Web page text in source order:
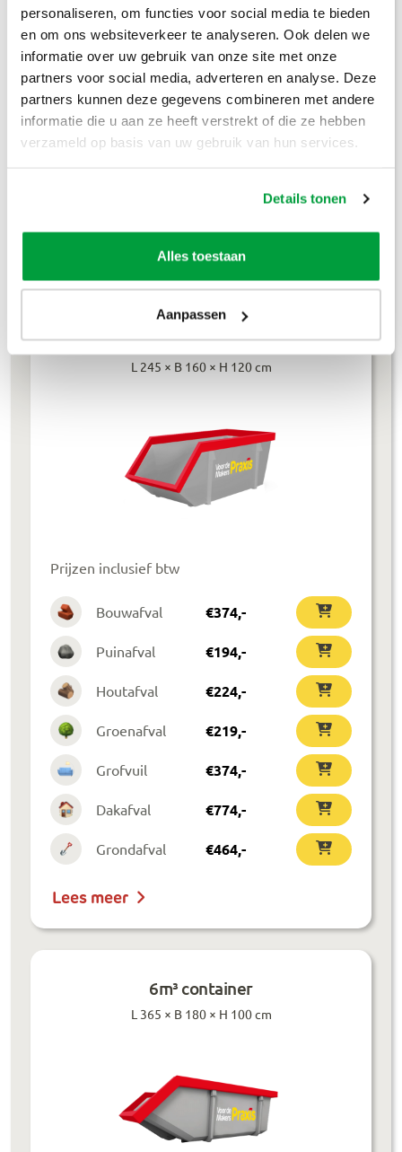
personaliseren, om functies voor social media te bieden
en om ons websiteverkeer te analyseren. Ook delen we
informatie over uw gebruik van onze site met onze
partners voor social media, adverteren en analyse. Deze
partners kunnen deze gegevens combineren met andere
informatie die u aan ze heeft verstrekt of die ze hebben
verzameld op basis van uw gebruik van hun services.
Details tonen
Alles toestaan
Aanpassen
Houtafval €199,-
Groenafval €194,-
Grofvuil €304,-
4m³ container
L 245 × B 160 × H 120 cm
Prijzen inclusief btw
Bouwafval €374,-
Puinafval €194,-
Houtafval €224,-
Groenafval €219,-
Grofvuil €374,-
Dakafval €774,-
Grondafval €464,-
Lees meer
6m³ container
L 365 × B 180 × H 100 cm